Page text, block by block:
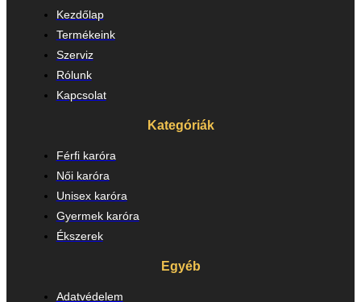
Kezdőlap
Termékeink
Szerviz
Rólunk
Kapcsolat
Kategóriák
Férfi karóra
Női karóra
Unisex karóra
Gyermek karóra
Ékszerek
Egyéb
Adatvédelem